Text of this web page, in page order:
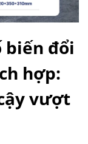
biến đổi
hợp:
vượt